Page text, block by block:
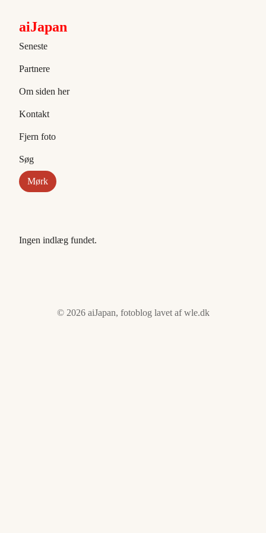
aiJapan
Seneste
Partnere
Om siden her
Kontakt
Fjern foto
Søg
Mørk
Ingen indlæg fundet.
© 2026 aiJapan, fotoblog lavet afwle.dk